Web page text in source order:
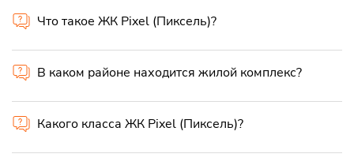
Что такое ЖК Pixel (Пиксель)?
В каком районе находится жилой комплекс?
Какого класса ЖК Pixel (Пиксель)?